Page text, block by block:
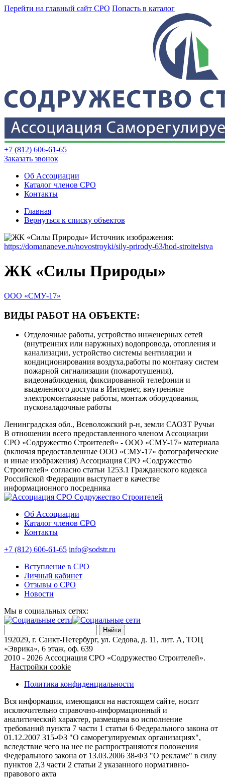
Перейти на главный сайт СРО Попасть в каталог
+7 (812) 606-61-65
Заказать звонок
Об Ассоциации
Каталог членов СРО
Контакты
Главная
Вернуться к списку объектов
Источник изображения:
https://domananeve.ru/novostroyki/sily-prirody-63/hod-stroitelstva
ЖК «Силы Природы»
ООО «СМУ-17»
ВИДЫ РАБОТ НА ОБЪЕКТЕ:
Отделочные работы, устройство инженерных сетей
(внутренних или наружных) водопровода, отопления и
канализации, устройство системы вентиляции и
кондиционирования воздуха,работы по монтажу систем
пожарной сигнализации (пожаротушения),
видеонаблюдения, фиксированной телефонии и
выделенного доступа в Интернет, внутренние
электромонтажные работы, монтаж оборудования,
пусконаладочные работы
Ленинградская обл., Всеволожский р-н, земли САОЗТ Ручьи
В отношении всего предоставленного членом Ассоциации
СРО «Содружество Строителей» - ООО «СМУ-17» материала
(включая предоставленные ООО «СМУ-17» фотографические
и иные изображения) Ассоциация СРО «Содружество
Строителей» согласно статьи 1253.1 Гражданского кодекса
Российской Федерации выступает в качестве
информационного посредника
Об Ассоциации
Каталог членов СРО
Контакты
+7 (812) 606-61-65 info@sodstr.ru
Вступление в СРО
Личный кабинет
Отзывы о СРО
Новости
Мы в социальных сетях:
192029, г. Санкт-Петербург, ул. Седова, д. 11, лит. А, ТОЦ
«Эврика», 6 этаж, оф. 639
2010 - 2026 Ассоциация СРО «Содружество Строителей».
Настройки cookie
Политика конфиденциальности
Вся информация, имеющаяся на настоящем сайте, носит
исключительно справочно-информационный и
аналитический характер, размещена во исполнение
требований пункта 7 части 1 статьи 6 Федерального закона от
01.12.2007 315-ФЗ "О саморегулируемых организациях",
вследствие чего на нее не распространяются положения
Федерального закона от 13.03.2006 38-ФЗ "О рекламе" в силу
пунктов 2,3 части 2 статьи 2 указанного нормативно-
правового акта